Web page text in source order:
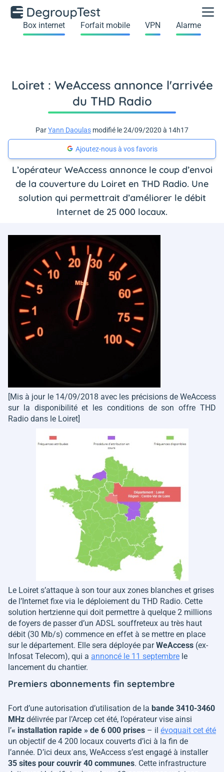
Box internet Forfait mobile VPN Alarme
Loiret : WeAccess annonce l'arrivée
du THD Radio
ParYann Daoulas modifié le 24/09/2020 à 14h17
Ajoutez-nous à vos favoris
L’opérateur WeAccess annonce le coup d’envoi
de la couverture du Loiret en THD Radio. Une
solution qui permettrait d’améliorer le débit
Internet de 25 000 locaux.
[Mis à jour le 14/09/2018 avec les précisions de WeAccess
sur la disponibilité et les conditions de son offre THD
Radio dans le Loiret]
Le Loiret s’attaque à son tour aux zones blanches et grises
de l’Internet fixe via le déploiement du THD Radio. Cette
solution hertzienne qui doit permettre à quelque 2 millions
de foyers de passer d’un ADSL souffreteux au très haut
débit (30 Mb/s) commence en effet à se mettre en place
sur le département. Elle sera déployée parWeAccess (ex-
Infosat Telecom), qui a annoncé le 11 septembre le
lancement du chantier.
Premiers abonnements fin septembre
Fort d’une autorisation d’utilisation de la bande 3410-3460
MHz délivrée par l’Arcep cet été, l’opérateur vise ainsi
l’« installation rapide » de 6 000 prises – il évoquait cet été
un objectif de 4 200 locaux couverts d’ici à la fin de
l’année. D’ici deux ans, WeAccess s’est engagé à installer
35 sites pour couvrir 40 communes. Cette infrastructure